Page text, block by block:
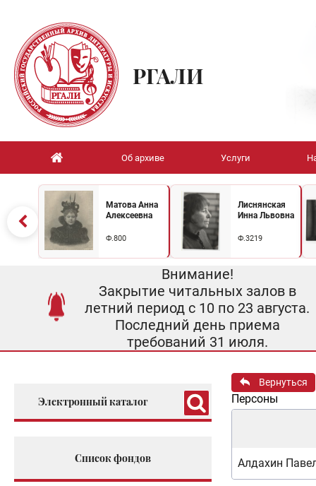
РГАЛИ
Об архиве Услуги
Матова Анна
Алексеевна
Ф.800
Лиснянская
Инна Львовна
Ф.3219
Внимание!
Закрытие читальных залов в
летний период с 10 по 23 августа.
Последний день приема
требований 31 июля.
Электронный каталог
Список фондов
Вернуться
Персоны
Алдахин